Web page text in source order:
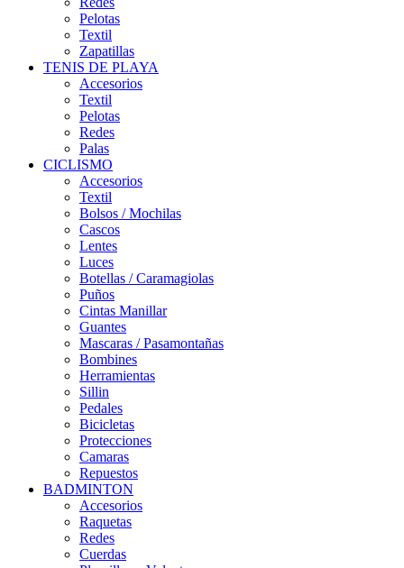
Pelotas
Textil
Zapatillas
TENIS DE PLAYA
Accesorios
Textil
Pelotas
Redes
Palas
CICLISMO
Accesorios
Textil
Bolsos / Mochilas
Cascos
Lentes
Luces
Botellas / Caramagiolas
Puños
Cintas Manillar
Guantes
Mascaras / Pasamontañas
Bombines
Herramientas
Sillin
Pedales
Bicicletas
Protecciones
Camaras
Repuestos
BADMINTON
Accesorios
Raquetas
Redes
Cuerdas